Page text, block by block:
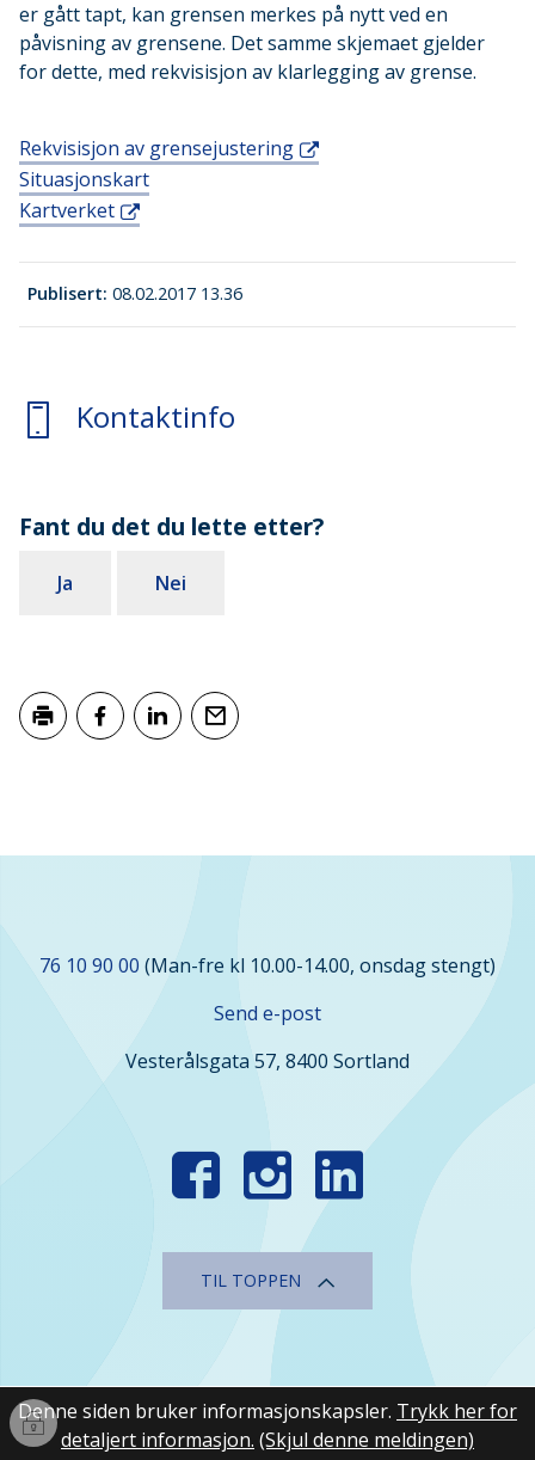
er gått tapt, kan grensen merkes på nytt ved en
påvisning av grensene. Det samme skjemaet gjelder
for dette, med rekvisisjon av klarlegging av grense.
Rekvisisjon av grensejustering
Situasjonskart
Kartverket
Publisert 08.02.2017 13.36
Kontaktinfo
Fant du det du lette etter?
Ja Nei
oss
76 10 90 00 (Man-fre kl 10.00-14.00, onsdag stengt)
Send e-post
Vesterålsgata 57, 8400 Sortland
TIL TOPPEN
Innlogging
Denne siden bruker informasjonskapsler. Trykk her for
detaljert informasjon. (Skjul denne meldingen)